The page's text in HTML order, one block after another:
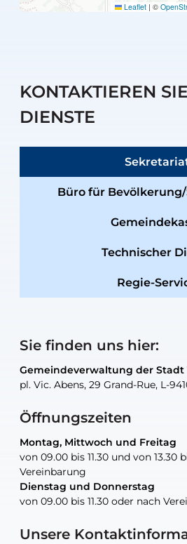
Leaflet | ©
KONTAKTIEREN
DIENSTE
Büro für
Technischer
Regie-
Sie finden uns hier:
Gemeindeverwaltung der Stadt
pl. Vic. Abens, 29 Grand-Rue, L-
Öffnungszeiten
Montag, Mittwoch und Freitag
von 09.00 bis 11.30 und von 13.30
Vereinbarung
Dienstag und Donnerstag
von 09.00 bis 11.30 oder nach
Unsere
Gemeindeverwaltung der Stadt
pl. Vic. Abens, 29 Grand-Rue, L-
Montag, Mittwoch und Freitag
von 09.00 bis 11.30 und von 13.30
Vereinbarung
Dienstag und Donnerstag
von 09.00 bis 11.30 oder nach
Gemeindeverwaltung der Stadt
pl. Vic. Abens, 29 Grand-Rue, L-
nur nach Vereinbarung
Tel.: (+352) 83 48 21-24
Gemeindeverwaltung der Stadt
pl. Vic. Abens, 29 Grand-Rue, L-
nur nach Vereinbarung
E-Mail: aisha.abdullah@vianden.lu
E-Mail:
Gemeindewerkstatt der Stadt
30, rue Neugarten, L-9422
nur nach Vereinbarung
Tel.: (+352) 83 48 21-51
E-Mail:atelier@vianden.lu